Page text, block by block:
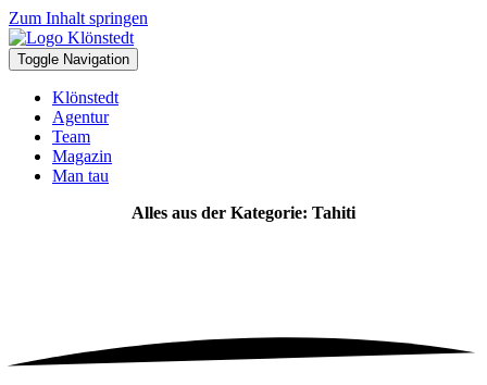
Zum Inhalt springen
Toggle Navigation
Klönstedt
Agentur
Team
Magazin
Man tau
Alles aus der Kategorie: Tahiti